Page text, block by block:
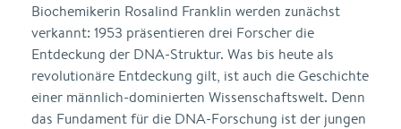
Biochemikerin Rosalind Franklin werden zunächst
verkannt: 1953 präsentieren drei Forscher die
Entdeckung der DNA-Struktur. Was bis heute als
revolutionäre Entdeckung gilt, ist auch die Geschichte
einer männlich-dominierten Wissenschaftswelt. Denn
das Fundament für die DNA-Forschung ist der jungen